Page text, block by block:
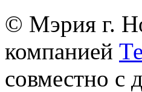
© Мэрия г.
компанией
совместно с